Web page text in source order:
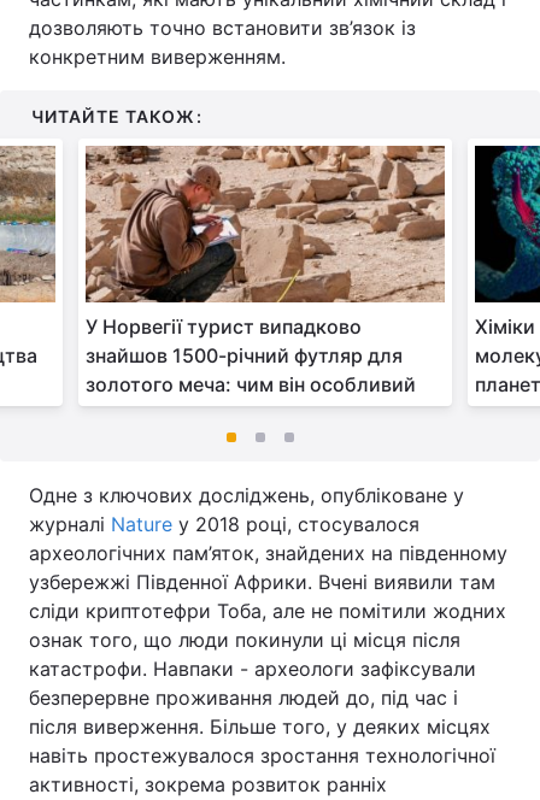
дозволяють точно встановити зв’язок із
конкретним виверженням.
ЧИТАЙТЕ ТАКОЖ:
У Норвегії турист випадково
знайшов 1500-річний футляр для
золотого меча: чим він особливий
Одне з ключових досліджень, опубліковане у
журналі Nature у 2018 році, стосувалося
археологічних пам’яток, знайдених на південному
узбережжі Південної Африки. Вчені виявили там
сліди криптотефри Тоба, але не помітили жодних
ознак того, що люди покинули ці місця після
катастрофи. Навпаки - археологи зафіксували
безперервне проживання людей до, під час і
після виверження. Більше того, у деяких місцях
навіть простежувалося зростання технологічної
активності, зокрема розвиток ранніх